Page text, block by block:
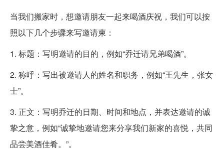
当我们搬家时，想邀请朋友一起来喝酒庆祝，我们可以按
照以下几个步骤来写邀请柬：
1. 标题：写明邀请的目的，例如“乔迁请兄弟喝酒”。
2. 称呼：写出被邀请人的姓名和职务，例如“王先生，张女
士”。
3. 正文：写明乔迁的日期、时间和地点，并表达邀请的诚
挚之意，例如“诚挚地邀请您来分享我们新家的喜悦，共同
品尝美酒佳肴。”。